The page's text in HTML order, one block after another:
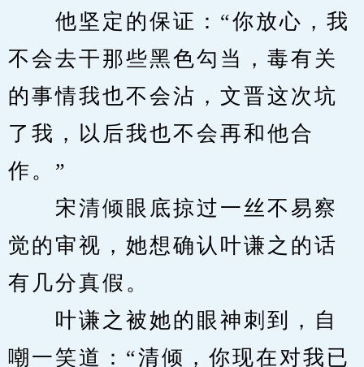
他坚定的保证：“你放心，我
不会去干那些黑色勾当，毒有关
的事情我也不会沾，文晋这次坑
了我，以后我也不会再和他合
作。”
宋清倾眼底掠过一丝不易察
觉的审视，她想确认叶谦之的话
有几分真假。
叶谦之被她的眼神刺到，自
嘲一笑道：“清倾，你现在对我已